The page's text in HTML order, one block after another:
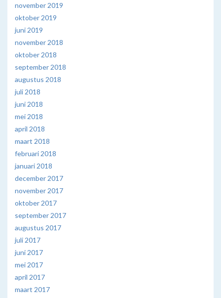
november 2019
oktober 2019
juni 2019
november 2018
oktober 2018
september 2018
augustus 2018
juli 2018
juni 2018
mei 2018
april 2018
maart 2018
februari 2018
januari 2018
december 2017
november 2017
oktober 2017
september 2017
augustus 2017
juli 2017
juni 2017
mei 2017
april 2017
maart 2017